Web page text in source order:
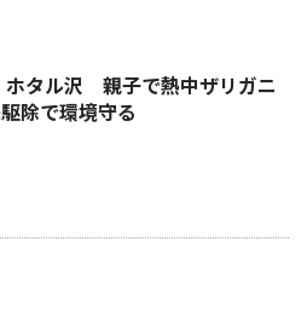
ホタル沢 親子で熱中ザリガニ
除で環境守る